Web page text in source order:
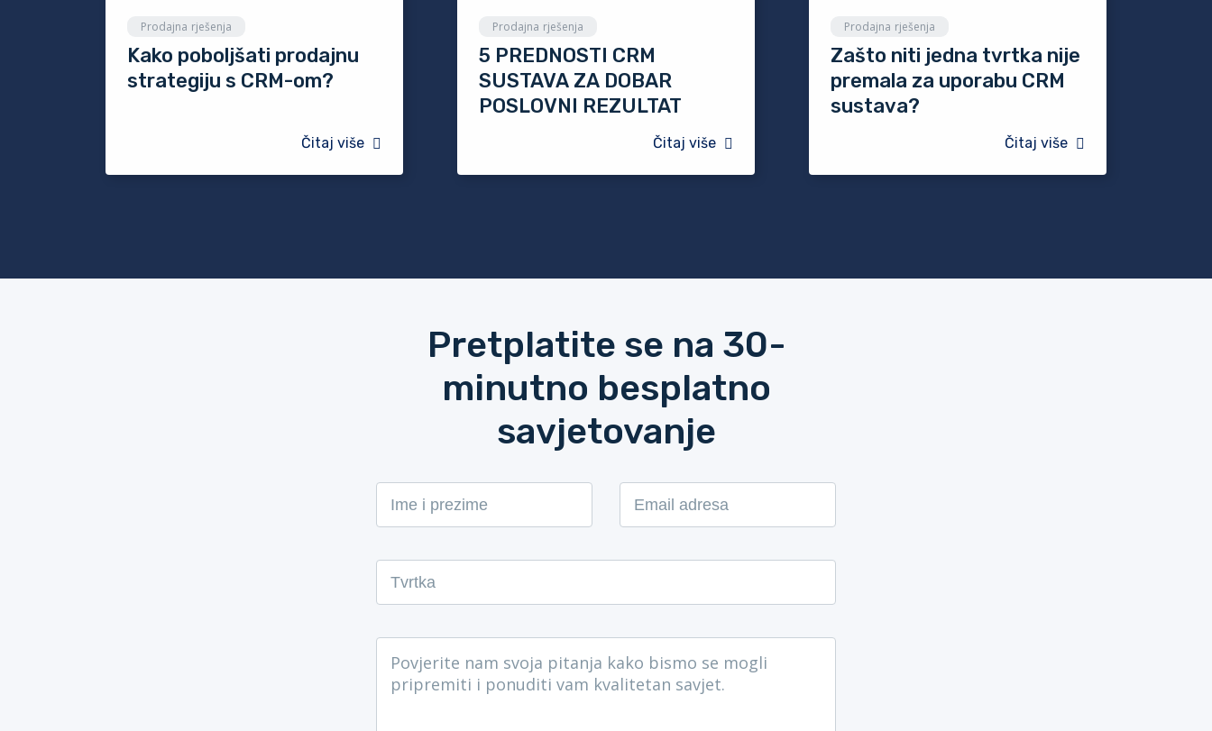
Prodajna rješenja
Kako poboljšati prodajnu
strategiju s CRM-om?
Čitaj više
Prodajna rješenja
5 PREDNOSTI CRM
SUSTAVA ZA DOBAR
POSLOVNI REZULTAT
Čitaj više
Prodajna rješenja
Zašto niti jedna tvrtka nije
premala za uporabu CRM
sustava?
Čitaj više
Pretplatite se na 30-
minutno besplatno
savjetovanje